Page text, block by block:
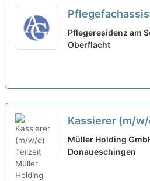
Teilzeit - Hier
durchstarten!
Pflegeresidenz am
Oberflacht
Kassierer (m/
Müller Holding GmbH
Donaueschingen